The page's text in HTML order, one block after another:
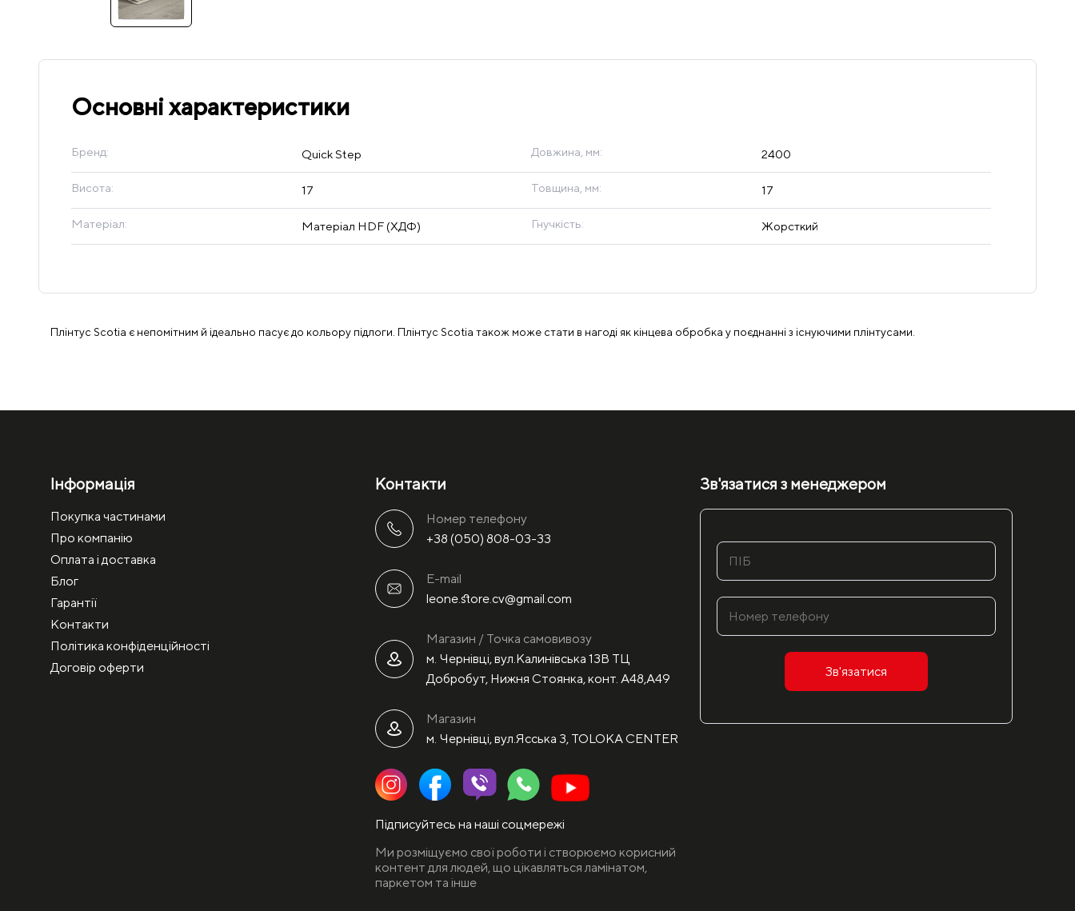
Основні характеристики
Бренд: Quick Step Довжина, мм: 2400
Висота: 17 Товщина, мм: 17
Матеріал: Матеріал HDF (ХДФ) Гнучкість: Жорсткий
Плінтус Scotia є непомітним й ідеально пасує до кольору підлоги. Плінтус Scotia також може стати в нагоді як кінцева обробка у поєднанні з існуючими плінтусами.
Інформація
Покупка частинами
Про компанію
Оплата і доставка
Блог
Гарантії
Контакти
Політика конфіденційності
Договір оферти
Контакти
Номер телефону
+38 (050) 808-03-33
E-mail
leone.store.cv@gmail.com
Магазин / Точка самовивозу
м. Чернівці, вул.Калинівська 13В ТЦ
Добробут, Нижня Стоянка, конт. А48,А49
Магазин
м. Чернівці, вул.Ясська 3, TOLOKA CENTER
Підписуйтесь на наші соцмережі
Ми розміщуємо свої роботи і створюємо корисний
контент для людей, що цікавляться ламінатом,
паркетом та інше
Зв'язатися з менеджером
Зв'язатися